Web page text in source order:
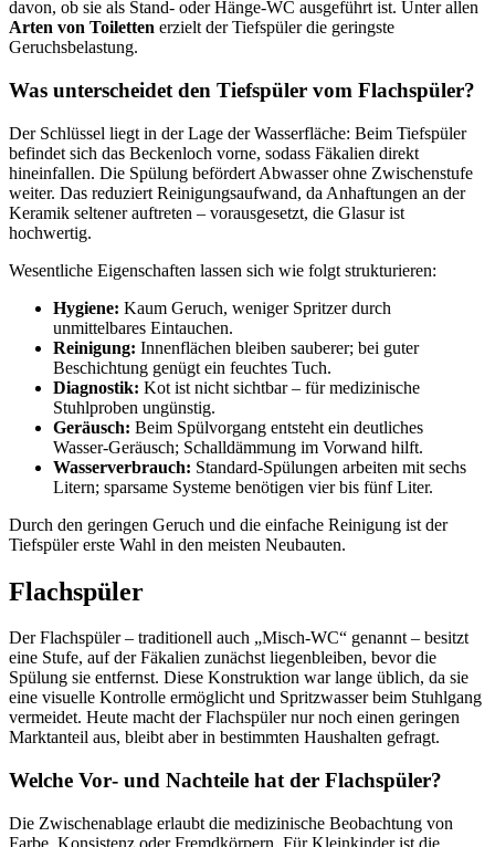
davon, ob sie als Stand‑ oder Hänge‑WC ausgeführt ist. Unter allen
Arten von Toiletten erzielt der Tiefspüler die geringste
Geruchsbelastung.
Was unterscheidet den Tiefspüler vom Flachspüler?
Der Schlüssel liegt in der Lage der Wasserfläche: Beim Tiefspüler
befindet sich das Beckenloch vorne, sodass Fäkalien direkt
hineinfallen. Die Spülung befördert Abwasser ohne Zwischenstufe
weiter. Das reduziert Reinigungsaufwand, da Anhaftungen an der
Keramik seltener auftreten – vorausgesetzt, die Glasur ist
hochwertig.
Wesentliche Eigenschaften lassen sich wie folgt strukturieren:
Hygiene: Kaum Geruch, weniger Spritzer durch
unmittelbares Eintauchen.
Reinigung: Innenflächen bleiben sauberer; bei guter
Beschichtung genügt ein feuchtes Tuch.
Diagnostik: Kot ist nicht sichtbar – für medizinische
Stuhlproben ungünstig.
Geräusch: Beim Spülvorgang entsteht ein deutliches
Wasser‑Geräusch; Schalldämmung im Vorwand hilft.
Wasserverbrauch: Standard‑Spülungen arbeiten mit sechs
Litern; sparsame Systeme benötigen vier bis fünf Liter.
Durch den geringen Geruch und die einfache Reinigung ist der
Tiefspüler erste Wahl in den meisten Neubauten.
Flachspüler
Der Flachspüler – traditionell auch „Misch‑WC“ genannt – besitzt
eine Stufe, auf der Fäkalien zunächst liegenbleiben, bevor die
Spülung sie entfernst. Diese Konstruktion war lange üblich, da sie
eine visuelle Kontrolle ermöglicht und Spritzwasser beim Stuhlgang
vermeidet. Heute macht der Flachspüler nur noch einen geringen
Marktanteil aus, bleibt aber in bestimmten Haushalten gefragt.
Welche Vor‑ und Nachteile hat der Flachspüler?
Die Zwischenablage erlaubt die medizinische Beobachtung von
Farbe, Konsistenz oder Fremdkörpern. Für Kleinkinder ist die